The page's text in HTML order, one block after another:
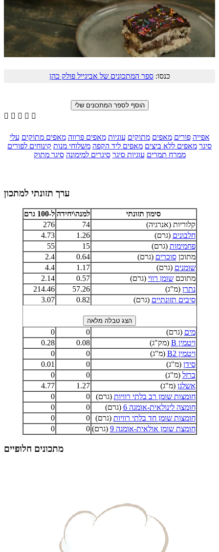
כנסו:ספר המתכונים של אביגייל פולק כהן
    
אפייה פורים מאפים מתוקים עוגיות מאפים פרווה מאפים מתוקים עלי
סיגר מאפים ללא ביצים מאפים ליד הקפה משלוחי מנות קינוחים לפורים
ממרח תמרים עוגיות סיגר סיגרים למימונה סיגר מתוק
ערך תזונתי למתכון
סימון תזונתי למנה\יחידה ל-100 גרם
קלוריות (אנרגיה)
74
276
חלבונים (גרם) 1.26
4.73
פחמימות (גרם) 15
55
מתוכןסוכרים (גרם) 0.64
2.4
שומנים (גרם) 1.17
4.4
מתוכםשומן רווי (גרם) 0.57
2.14
נתרן (מ"ג) 57.26
214.46
סיבים תזונתיים (גרם) 0.82
3.07
מים (גרם) 0
0
ויטמין B
(מק"ג) 0.08
0.28
ויטמין B2
(מ"ג) 0
0
סידן (מ"ג) 0
0.01
ברזל (מ"ג) 0
0
אשלגן (מ"ג) 1.27
4.77
חומצות שומן רב בלתי רוויות (גרם) 0
0
חומצה לינולאית-אומגה 6
(גרם) 0
0
חומצות שומן חד בלתי רוויות (גרם) 0
0
חומצת שומן אולאית-אומגה 9
(גרם) 0
0
מתכונים חלופיים